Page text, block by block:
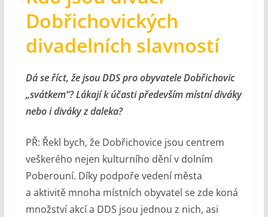
Dobřichovických
divadelních slavností
Dá se říct, že jsou DDS pro obyvatele Dobřichovic
„svátkem“? Lákají k účasti především místní diváky
nebo i diváky z daleka?
PŘ: Řekl bych, že Dobřichovice jsou centrem
veškerého nejen kulturního dění v dolním
Poberouní. Díky podpoře vedení města
a aktivitě mnoha místních obyvatel se zde koná
množství akcí a DDS jsou jednou z nich, asi